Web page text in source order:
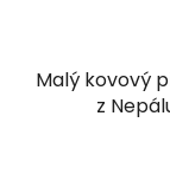
Malý kovový
z